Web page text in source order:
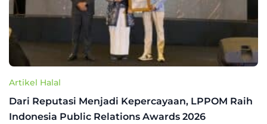
Artikel Halal
Dari Reputasi Menjadi Kepercayaan, LPPOM Raih
Indonesia Public Relations Awards 2026